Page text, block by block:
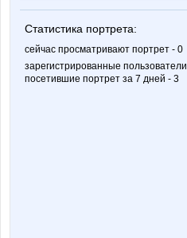
Статистика портрета:
сейчас просматривают портрет - 0
зарегистрированные пользователи
посетившие портрет за 7 дней - 3